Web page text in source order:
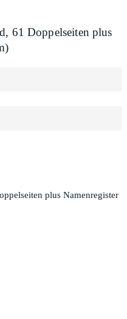
61 Doppelseiten plus
plus Namenregister